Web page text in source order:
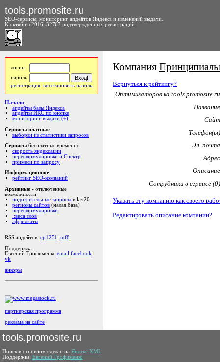
tools.promosite.ru
SEO-сервисы, мониторинг апдейтов Яндекса и изменений выдачи.
К октябрю 2016: 32767 подтвержденных регистраций
логин
пароль
регистрация восстановить пароль
Начало
апдейты базы Яндекса
апдейты ИКС по кнопке
мониторинг выдачи (+)
Сервисы платные
выборки из статистики запросов
Сервисы бесплатные временно
скорость яндексации
переформулировки и Спектр
примеси по запросу
Информационное
рейтинг SEO-компаний
Архивные - отключенные
возможности
подозрительные запросы в last20
регионы сайтов (малая база)
переформулировки
::веса слов
аффилиаты
RSS апдейтов: cp1251
utf8
Поддержка:
Евгений Трофименко email facebook
vk
анкоры
партнерская программа
реклама на сайте
Компания
Вернуться к рейтингу?
Оптимизаторов на tools.promosite.ru
Название
Сайт
Телефон(ы)
Эл. почта
Адрес
Описание
Сотрудники в сервисе (0)
Указать эту компанию как своего
Редактировать описание компании?
tools.promosite.ru
Поиск в основном сделан на Яндекс.XML
Поддержка: Евгений Трофименко